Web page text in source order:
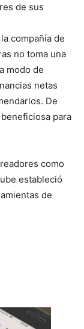
de sus
compañía de
no toma una
a modo de
netas
De
para
como
estableció
de